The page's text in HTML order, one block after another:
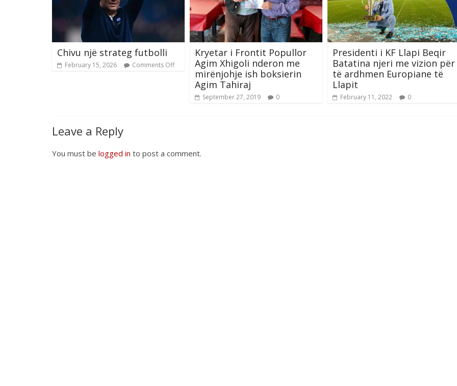
Chivu një strateg futbolli
February 15, 2026 Comments Off
Kryetar i Frontit Popullor
Agim Xhigoli nderon me
mirënjohje ish boksierin
Agim Tahiraj
September 27, 2019 0
Presidenti i KF Llapi Beqir
Batatina njeri me vizion për
të ardhmen Europiane të
Llapit
February 11, 2022 0
Leave a Reply
You must be logged in to post a comment.